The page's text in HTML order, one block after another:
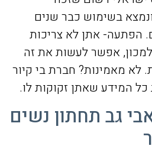
בשימוש כבר שנים
הפתעה- אתן לא צריכות
אפשר לעשות את זה
לא מאמינות? חברת בי קיור
המידע שאתן זקוקות לו.
גב תחתון נשים